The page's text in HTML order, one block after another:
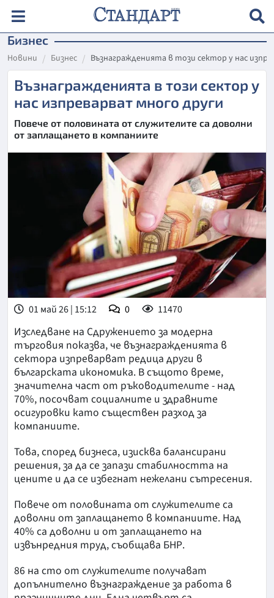
Бизнес
Новини Бизнес Възнагражденията в този сектор у нас
Възнагражденията в този сектор у
нас изпреварват много други
Повече от половината от служителите са доволни
от заплащането в компаниите
01 май 26 | 15:12 0 11470
Изследване на Сдружението за модерна
търговия показва, че възнагражденията в
сектора изпреварват редица други в
българската икономика. В същото време,
значителна част от ръководителите - над
70%, посочват социалните и здравните
осигуровки като съществен разход за
компаниите.
Това, според бизнеса, изисква балансирани
решения, за да се запази стабилността на
цените и да се избегнат нежелани сътресения.
Повече от половината от служителите са
доволни от заплащането в компаниите. Над
40% са доволни и от заплащането на
извънредния труд, съобщава БНР.
86 на сто от служителите получават
допълнително възнаграждение за работа в